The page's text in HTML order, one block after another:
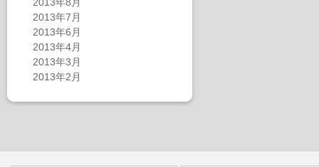
2013年7月
2013年6月
2013年4月
2013年3月
2013年2月